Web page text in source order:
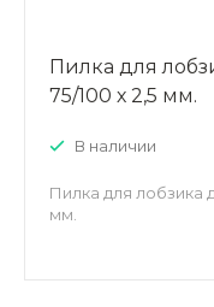
Пилка для
75/100 х 2,5 мм.
В наличии
Пилка для лобзика
мм.